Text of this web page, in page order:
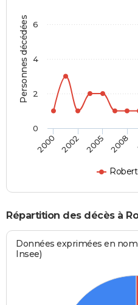
Personnes décédées
2000 2002 2005 2008
0
2
4
6
Répartition des décès à
Données exprimées en
Insee)